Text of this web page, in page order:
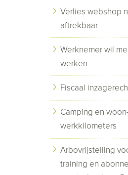
Verlies webshop
aftrekbaar
Werknemer wil
werken
Fiscaal
Camping en
werkkilometers
Arbovrijstelling
training en